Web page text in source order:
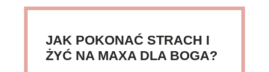
JAK POKONAĆ STRACH I
ŻYĆ NA MAXA DLA BOGA?